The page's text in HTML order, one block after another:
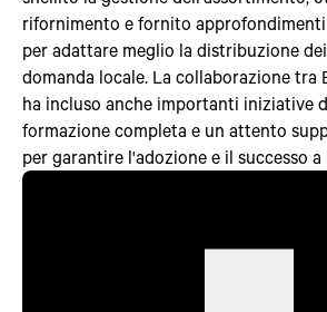
rifornimento e fornito
per adattare meglio la distribuzione
domanda locale. La collaborazione tra
ha incluso anche importanti iniziative
formazione completa e un attento
per garantire l'adozione e il successo